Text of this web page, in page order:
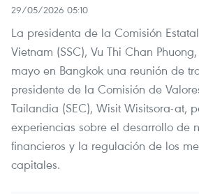
29/05/2026 05:10
La presidenta de la Comisión
Vietnam (SSC), Vu Thi Chan
mayo en Bangkok una reunión de
presidente de la Comisión de
Tailandia (SEC), Wisit Wisitsora-at,
experiencias sobre el desarrollo de
financieros y la regulación de los
capitales.